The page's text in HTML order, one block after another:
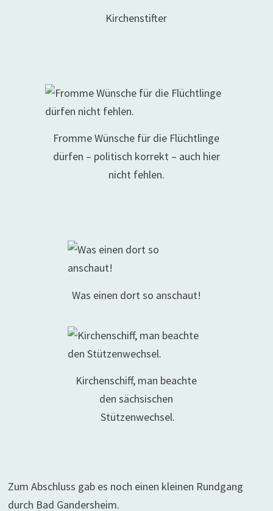
Kirchenstifter
Fromme Wünsche für die Flüchtlinge
dürfen – politisch korrekt – auch hier
nicht fehlen.
Was einen dort so anschaut!
Kirchenschiff, man beachte
den sächsischen
Stützenwechsel.
Zum Abschluss gab es noch einen kleinen Rundgang
durch Bad Gandersheim.